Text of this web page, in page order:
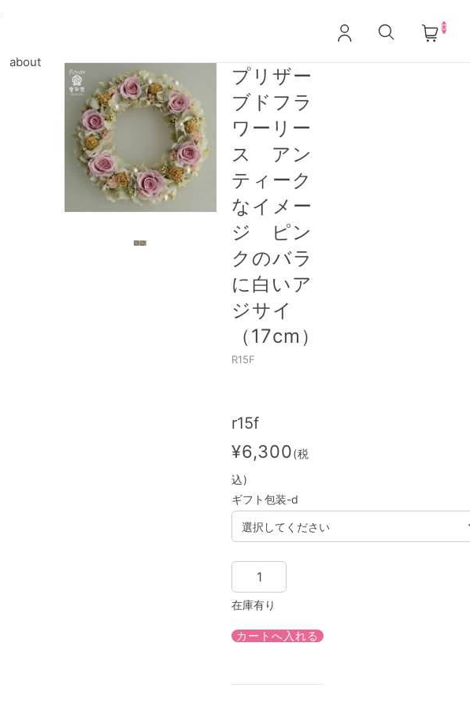
0
about
プリザー
ブドフラ
ワーリー
ス アン
ティーク
なイメー
ジ ピン
クのバラ
に白いア
ジサイ
（17cm）
R15F
r15f
¥6,300(税
込)
ギフト包装-d
在庫有り